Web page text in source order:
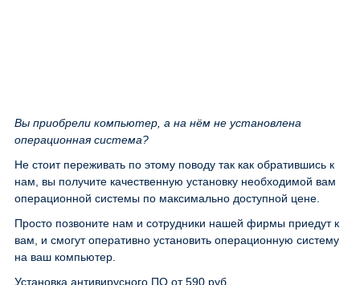
Вы приобрели компьютер, а на нём не установлена
операционная система?
Не стоит переживать по этому поводу так как обратившись к
нам, вы получите качественную установку необходимой вам
операционной системы по максимально доступной цене.
Просто позвоните нам и сотрудники нашей фирмы приедут к
вам, и смогут оперативно установить операционную систему
на ваш компьютер.
Установка антивирусного ПО от 590 руб.